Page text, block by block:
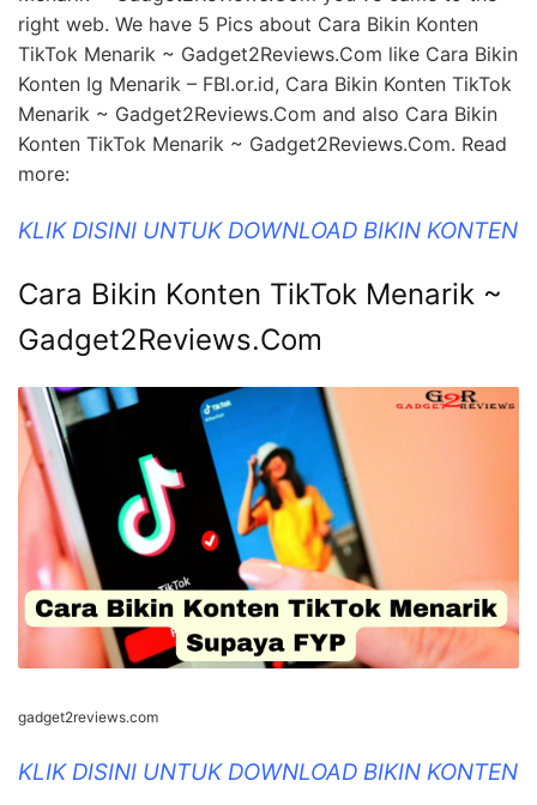
right web. We have 5 Pics about Cara Bikin Konten
TikTok Menarik ~ Gadget2Reviews.Com like Cara Bikin
Konten Ig Menarik – FBI.or.id, Cara Bikin Konten TikTok
Menarik ~ Gadget2Reviews.Com and also Cara Bikin
Konten TikTok Menarik ~ Gadget2Reviews.Com. Read
more:
KLIK DISINI UNTUK DOWNLOAD BIKIN KONTEN
Cara Bikin Konten TikTok Menarik ~
Gadget2Reviews.Com
gadget2reviews.com
KLIK DISINI UNTUK DOWNLOAD BIKIN KONTEN